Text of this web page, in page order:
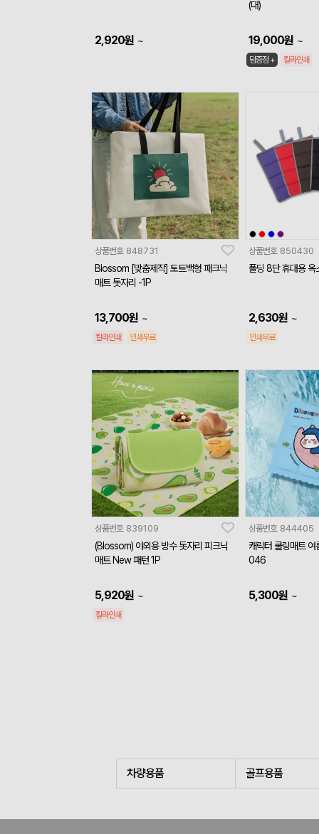
2,920원 ~
(대)
19,000원 ~
덤증정 + 칼라인쇄
상품번호 848731
Blossom [맞춤제작] 토트백형 패크닉
매트 돗자리 -1P
13,700원 ~
칼라인쇄 인쇄무료
상품번호 850430
폴딩 8단 휴대용 옥
2,630원 ~
인쇄무료
상품번호 839109
(Blossom) 야외용 방수 돗자리 피크닉
매트 New 패턴 1P
5,920원 ~
칼라인쇄
상품번호 844405
캐릭터 쿨링매트 여
046
5,300원 ~
차량용품 골프용품